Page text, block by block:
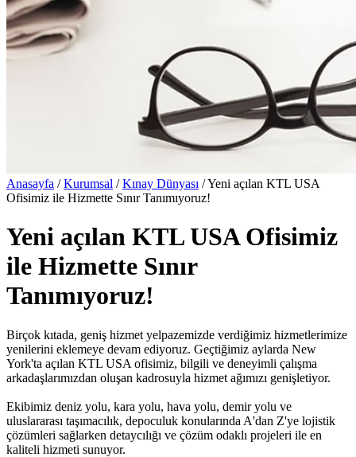
Anasayfa / Kurumsal / Kınay Dünyası /Yeni açılan KTL USA
Ofisimiz ile Hizmette Sınır Tanımıyoruz!
Yeni açılan KTL USA Ofisimiz
ile Hizmette Sınır
Tanımıyoruz!
Birçok kıtada, geniş hizmet yelpazemizde verdiğimiz hizmetlerimize
yenilerini eklemeye devam ediyoruz. Geçtiğimiz aylarda New
York'ta açılan KTL USA ofisimiz, bilgili ve deneyimli çalışma
arkadaşlarımızdan oluşan kadrosuyla hizmet ağımızı genişletiyor.
Ekibimiz deniz yolu, kara yolu, hava yolu, demir yolu ve
uluslararası taşımacılık, depoculuk konularında A'dan Z'ye lojistik
çözümleri sağlarken detaycılığı ve çözüm odaklı projeleri ile en
kaliteli hizmeti sunuyor.